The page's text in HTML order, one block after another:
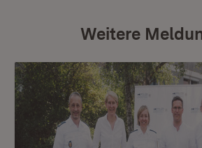
Weitere